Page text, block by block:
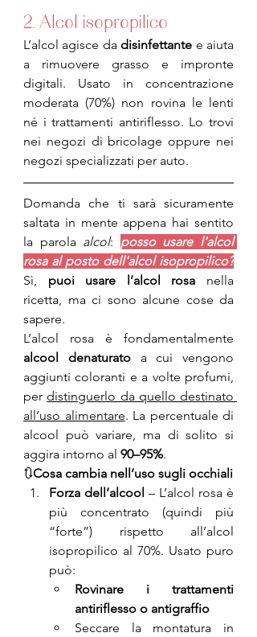
2. Alcol isopropilico
L’alcol agisce da disinfettante e aiuta
a rimuovere grasso e impronte
digitali. Usato in concentrazione
moderata (70%) non rovina le lenti
né i trattamenti antiriflesso. Lo trovi
nei negozi di bricolage oppure nei
negozi specializzati per auto.
Domanda che ti sarà sicuramente
saltata in mente appena hai sentito
la parola alcol: posso usare l'alcol
rosa al posto dell'alcol isopropilico?
Sì, puoi usare l’alcol rosa nella
ricetta, ma ci sono alcune cose da
sapere.
alcool denaturato a cui vengono
aggiunti coloranti e a volte profumi,
per distinguerlo da quello destinato
all’uso alimentare. La percentuale di
alcool può variare, ma di solito si
aggira intorno al 90–95%.
🔃Cosa cambia nell’uso sugli occhiali
Forza dell’alcool – L’alcol rosa è
più concentrato (quindi più
“forte”) rispetto all’alcol
isopropilico al 70%. Usato puro
può:
Rovinare i trattamenti
antiriflesso o antigraffio
Seccare la montatura in